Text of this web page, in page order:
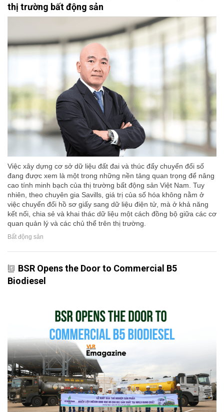
thị trường bất động sản
Việc xây dựng cơ sở dữ liệu đất đai và thúc đẩy chuyển đổi số
đang được xem là một trong những nền tảng quan trọng để nâng
cao tính minh bạch của thị trường bất động sản Việt Nam. Tuy
nhiên, theo chuyên gia Savills, giá trị của số hóa không nằm ở
việc chuyển đổi hồ sơ giấy sang dữ liệu điện tử, mà ở khả năng
kết nối, chia sẻ và khai thác dữ liệu một cách đồng bộ giữa các cơ
quan quản lý và các chủ thể trên thị trường.
Bất động sản
BSR Opens the Door to Commercial B5
Biodiesel